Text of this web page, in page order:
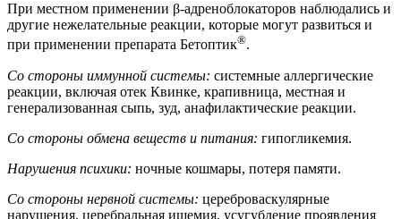
При местном применении β-адреноблокаторов наблюдались и
другие нежелательные реакции, которые могут развиться и
при применении препарата Бетоптик®.
Со стороны иммунной системы: системные аллергические
реакции, включая отек Квинке, крапивница, местная и
генерализованная сыпь, зуд, анафилактические реакции.
Со стороны обмена веществ и питания: гипогликемия.
Нарушения психики: ночные кошмары, потеря памяти.
Со стороны нервной системы: цереброваскулярные
нарушения, церебральная ишемия, усугубление проявления